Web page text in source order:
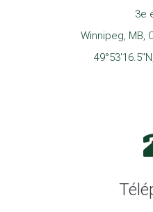
3e
Winnipeg, MB,